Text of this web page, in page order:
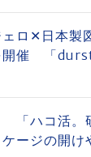
ェロ✕日本
開催 「
「ハコ活
ージの開け